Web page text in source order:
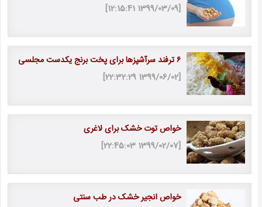
[1399/03/09 12:15:41]
۶ ترفند سرآشپزها برای پخت برنج یکدست مجلسی
[1399/06/02 22:32:29]
خواص توت خشک برای لاغری
[1399/02/07 22:45:03]
خواص انجیر خشک در طب سنتی